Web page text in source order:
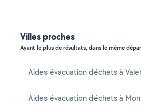
Villes proches
Ayant le plus de résultats, dans le même
Aides évacuation déchets à
Aides évacuation déchets à